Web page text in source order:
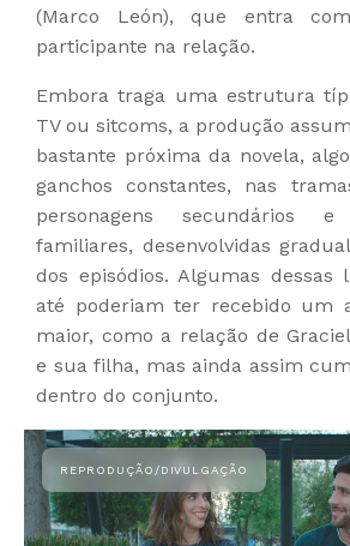
(Marco León), que entra
participante na relação.
Embora traga uma estrutura
TV ou sitcoms, a produção
bastante próxima da novela,
ganchos constantes, nas
personagens secundários
familiares, desenvolvidas
dos episódios. Algumas dessas
até poderiam ter recebido um
maior, como a relação de
e sua filha, mas ainda assim
dentro do conjunto.